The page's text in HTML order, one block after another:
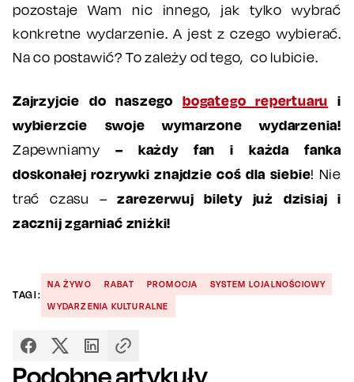
pozostaje Wam nic innego, jak tylko wybrać
konkretne wydarzenie. A jest z czego wybierać.
Na co postawić? To zależy od tego, co lubicie.
Zajrzyjcie do naszego bogatego repertuaru i
wybierzcie swoje wymarzone wydarzenia!
Zapewniamy – każdy fan i każda fanka
doskonałej rozrywki znajdzie coś dla siebie! Nie
trać czasu –zarezerwuj bilety już dzisiaj i
zacznij zgarniać zniżki!
TAGI:
NA ŻYWO RABAT PROMOCJA
SYSTEM LOJALNOŚCIOWY
WYDARZENIA KULTURALNE
Podobne artykuły